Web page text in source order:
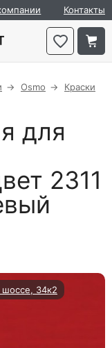
Контакты
Osmo
Краски
для
2311
34к2